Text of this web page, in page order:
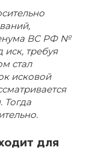
ВС РФ №
иск, требуя
стал
исковой
Тогда
для